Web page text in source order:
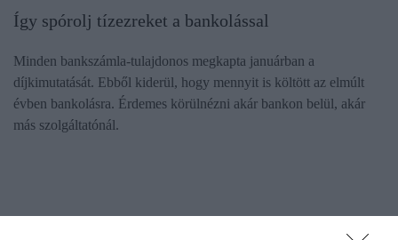
Így spórolj tízezreket a bankolással
Minden bankszámla-tulajdonos megkapta januárban a
díjkimutatását. Ebből kiderül, hogy mennyit is költött az elmúlt
évben bankolásra. Érdemes körülnézni akár bankon belül, akár
más szolgáltatónál.